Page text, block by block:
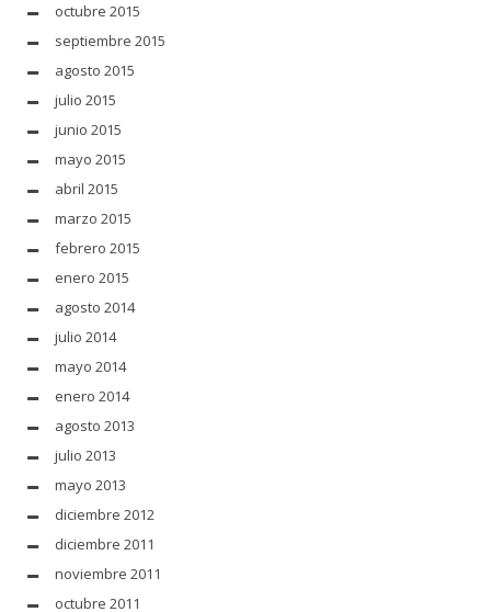
octubre 2015
septiembre 2015
agosto 2015
julio 2015
junio 2015
mayo 2015
abril 2015
marzo 2015
febrero 2015
enero 2015
agosto 2014
julio 2014
mayo 2014
enero 2014
agosto 2013
julio 2013
mayo 2013
diciembre 2012
diciembre 2011
noviembre 2011
octubre 2011